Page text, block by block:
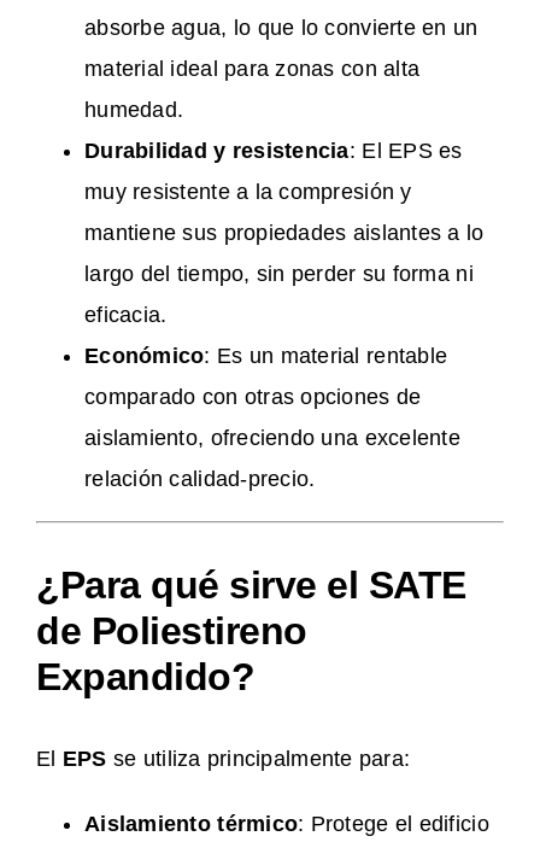
absorbe agua, lo que lo convierte en un
material ideal para zonas con alta
humedad​.
Durabilidad y resistencia: El EPS es
muy resistente a la compresión y
mantiene sus propiedades aislantes a lo
largo del tiempo, sin perder su forma ni
eficacia.
Económico: Es un material rentable
comparado con otras opciones de
aislamiento, ofreciendo una excelente
relación calidad-precio.
¿Para qué sirve el SATE
de Poliestireno
Expandido?
El EPS se utiliza principalmente para:
Aislamiento térmico: Protege el edificio